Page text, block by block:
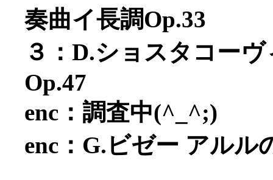
奏曲イ長調Op.33
３：D.ショスタコー
Op.47
enc：調査中(^_^;)
enc：G.ビゼー アル